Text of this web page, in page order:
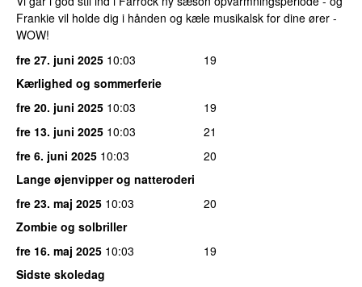
Frankie vil holde dig i hånden og kæle musikalsk for dine ører -
WOW!
fre 27. juni 2025 10:03
19
Kærlighed og sommerferie
fre 20. juni 2025 10:03
19
fre 13. juni 2025 10:03
21
fre 6. juni 2025 10:03
20
Lange øjenvipper og natteroderi
fre 23. maj 2025 10:03
20
Zombie og solbriller
fre 16. maj 2025 10:03
19
Sidste skoledag